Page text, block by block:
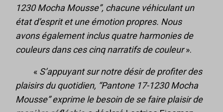
1230 Mocha Mousse”, chacune véhiculant un
état d’esprit et une émotion propres. Nous
avons également inclus quatre harmonies de
couleurs dans ces cinq narratifs de couleur».
« S’appuyant sur notre désir de profiter des
plaisirs du quotidien, “Pantone 17-1230 Mocha
Mousse” exprime le besoin de se faire plaisir de